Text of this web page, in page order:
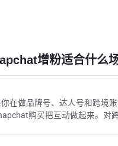
增粉适合什么
在做品牌号、达人号和跨境
购买把互动做起来。对